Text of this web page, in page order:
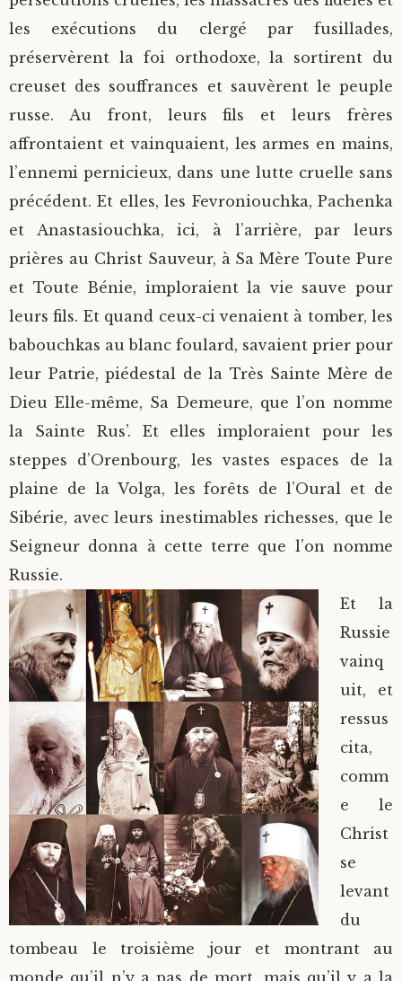
les exécutions du clergé par fusillades,
préservèrent la foi orthodoxe, la sortirent du
creuset des souffrances et sauvèrent le peuple
russe. Au front, leurs fils et leurs frères
affrontaient et vainquaient, les armes en mains,
l’ennemi pernicieux, dans une lutte cruelle sans
précédent. Et elles, les Fevroniouchka, Pachenka
et Anastasiouchka, ici, à l’arrière, par leurs
prières au Christ Sauveur, à Sa Mère Toute Pure
et Toute Bénie, imploraient la vie sauve pour
leurs fils. Et quand ceux-ci venaient à tomber, les
babouchkas au blanc foulard, savaient prier pour
leur Patrie, piédestal de la Très Sainte Mère de
Dieu Elle-même, Sa Demeure, que l’on nomme
la Sainte Rus’. Et elles imploraient pour les
steppes d’Orenbourg, les vastes espaces de la
plaine de la Volga, les forêts de l’Oural et de
Sibérie, avec leurs inestimables richesses, que le
Seigneur donna à cette terre que l’on nomme
Russie.
Et la
Russie
vainq
uit, et
ressus
cita,
comm
e le
Christ
se
levant
du
tombeau le troisième jour et montrant au
monde qu’il n’y a pas de mort, mais qu’il y a la